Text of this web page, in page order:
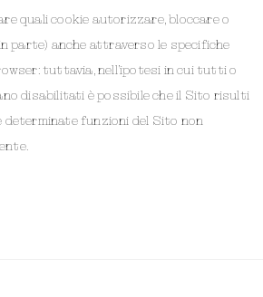
quali cookie autorizzare, bloccare o
parte) anche attraverso le specifiche
tuttavia, nell’ipotesi in cui tutti o
disabilitati è possibile che il Sito risulti
determinate funzioni del Sito non